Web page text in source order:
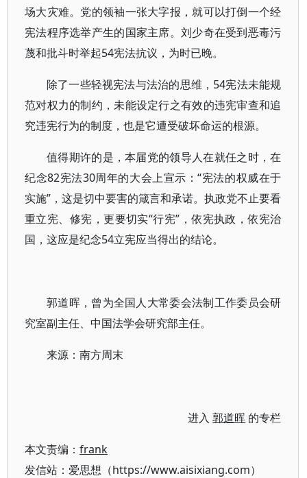
场大灾难。党的领袖一张大字报，就可以打倒一个经
宪法程序选举产生的国家主席。刘少奇在受到恶毒污
蔑和批斗时举起54宪法抗议，为时已晚。
除了一些轻视宪法与法治的思维，54宪法未能规
范对权力的制约，未能设定行之有效的违宪审查和追
究违宪行为的制度，也是它遭受破坏命运的根源。
值得期许的是，本届党的领导人在就任之时，在
纪念82宪法30周年的大会上宣示：“宪法的权威在于
实施”，这是切中要害的箴言和承诺。执政党不止要看
重立宪、修宪，更要切实“行宪”，依宪执政，依宪治
国，这应是纪念54立宪应当得出的结论。
郭道晖，曾为全国人大常委会法制工作委员会研
究室副主任、中国法学会研究部主任。
来源：南方周末
进入郭道晖 的专栏
本文责编： frank
发信站：爱思想（https://www.aisixiang.com）